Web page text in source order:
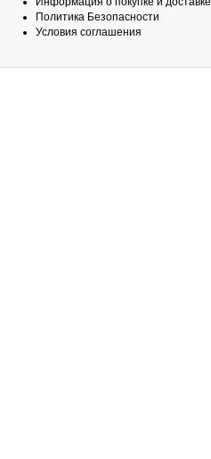
Политика Безопасности
Условия соглашения